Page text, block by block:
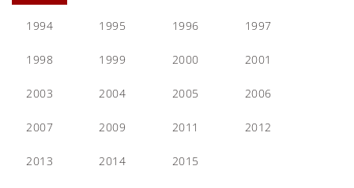
1994 1995 1996 1997
1998 1999 2000 2001
2003 2004 2005 2006
2007 2009 2011 2012
2013 2014 2015